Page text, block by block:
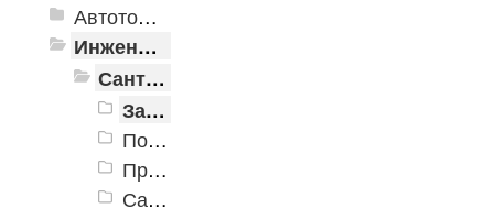
Автотовары
Инженерная сантехника и инструменты
Сантехника
Запорная арматура
Подводка
Прочистное оборудование
Сантехническое оборудование